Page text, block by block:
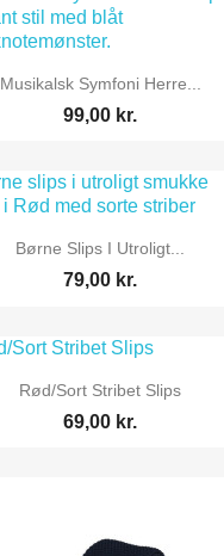
Musikalsk Symfoni Herre...
99,00 kr.
Børne Slips I Utroligt...
79,00 kr.
Rød/Sort Stribet Slips
69,00 kr.